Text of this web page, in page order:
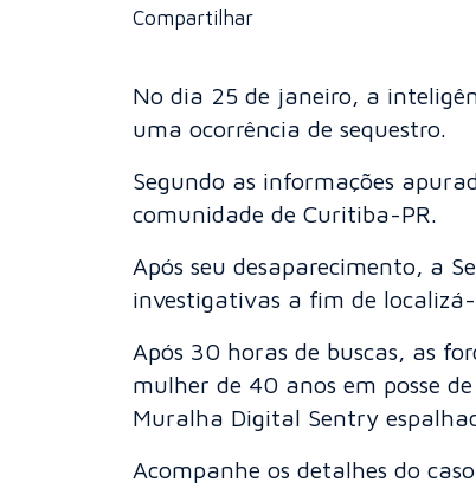
Compartilhar
No dia 25 de janeiro, a
uma ocorrência de sequestro.
Segundo as informações
comunidade de Curitiba-PR.
Após seu desaparecimento, a
investigativas a fim de
Após 30 horas de buscas, as
mulher de 40 anos em posse
Muralha Digital Sentry
Acompanhe os detalhes do